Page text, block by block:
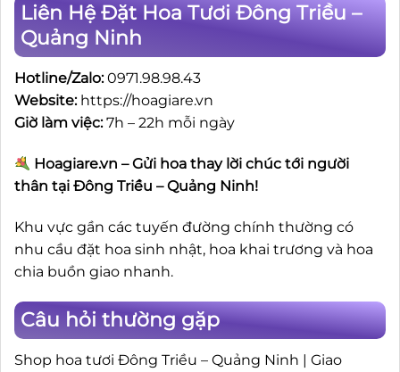
Liên Hệ Đặt Hoa Tươi Đông Triều –
Quảng Ninh
Hotline/Zalo:0971.98.98.43
Website: https://hoagiare.vn
Giờ làm việc:7h – 22h mỗi ngày
Hoagiare.vn – Gửi hoa thay lời chúc tới người
thân tại Đông Triều – Quảng Ninh!
Khu vực gần các tuyến đường chính thường có
nhu cầu đặt hoa sinh nhật, hoa khai trương và hoa
chia buồn giao nhanh.
Câu hỏi thường gặp
Shop hoa tươi Đông Triều – Quảng Ninh | Giao